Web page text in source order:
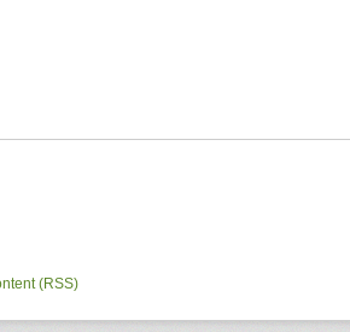
(RSS)